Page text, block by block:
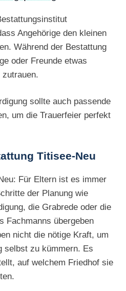
Angehörige den kleinen
Während der Bestattung
oder Freunde etwas
sollte auch passende
um die Trauerfeier perfekt
Titisee-Neu
Für Eltern ist es immer
der Planung wie
die Grabrede oder die
Fachmanns übergeben
nicht die nötige Kraft, um
selbst zu kümmern. Es
auf welchem Friedhof sie